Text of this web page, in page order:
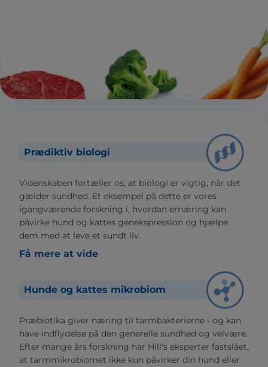
Prædiktiv biologi
Videnskaben fortæller os, at biologi er vigtig, når det
gælder sundhed. Et eksempel på dette er vores
igangværende forskning i, hvordan ernæring kan
påvirke hund og kattes genekspression og hjælpe
dem med at leve et sundt liv.
Få mere at vide
Hunde og kattes mikrobiom
Præbiotika giver næring til tarmbakterierne - og kan
have indflydelse på den generelle sundhed og velvære.
Efter mange års forskning har Hill's eksperter fastslået,
at tarmmikrobiomet ikke kun påvirker din hund eller